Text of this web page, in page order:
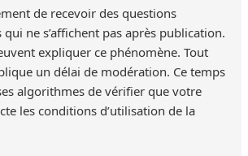
de recevoir des questions
ne s’affichent pas après publication.
expliquer ce phénomène. Tout
un délai de modération. Ce temps
algorithmes de vérifier que votre
les conditions d’utilisation de la